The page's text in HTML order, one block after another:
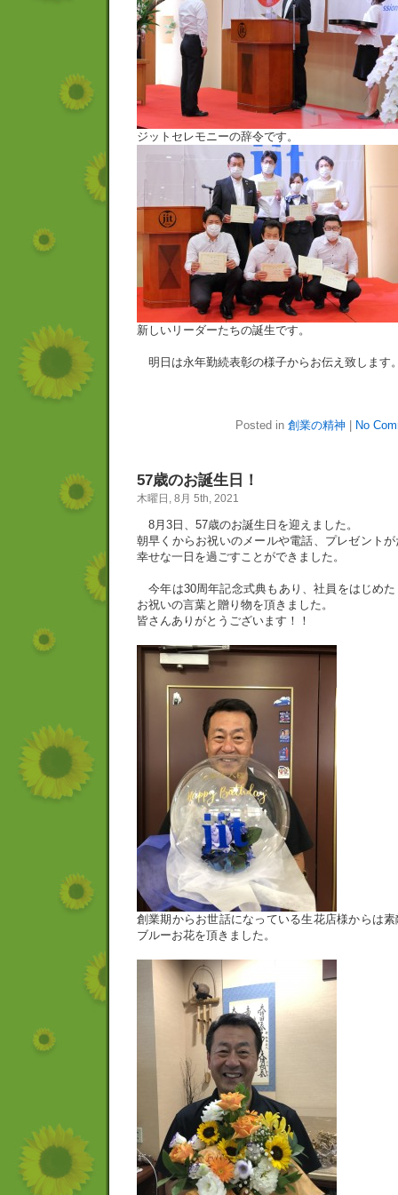
ジットセレモニーの辞令です。
新しいリーダーたちの誕生です。
明日は永年勤続表彰の様子からお伝え致します
Posted in 創業の精神| No
57歳のお誕生日！
木曜日, 8月 5th, 2021
8月3日、57歳のお誕生日を迎えました。
朝早くからお祝いのメールや電話、プレゼント
幸せな一日を過ごすことができました。
今年は30周年記念式典もあり、社員をはじめ
お祝いの言葉と贈り物を頂きました。
皆さんありがとうございます！！
創業期からお世話になっている生花店様からは
ブルーお花を頂きました。